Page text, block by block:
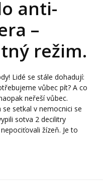
anti-
–
režim.
Lidé se stále dohadují:
vůbec pít? A co
neřeší vůbec.
setkal v nemocnici se
sotva 2 decilitry
žízeň. Je to